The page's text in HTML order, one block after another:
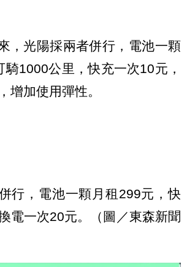
，光陽採兩者併行，電池一顆
騎1000公里，快充一次10元，
增加使用彈性。
行，電池一顆月租299元，快
電一次20元。（圖／東森新聞